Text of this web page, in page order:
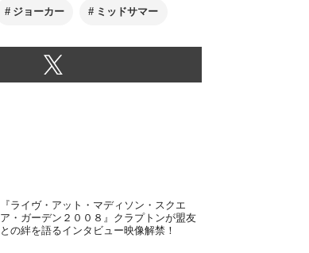
ジョーカー ミッドサマー
『ライヴ・アット・マディソン・スクエ
ア・ガーデン２００８』クラプトンが盟友
との絆を語るインタビュー映像解禁！